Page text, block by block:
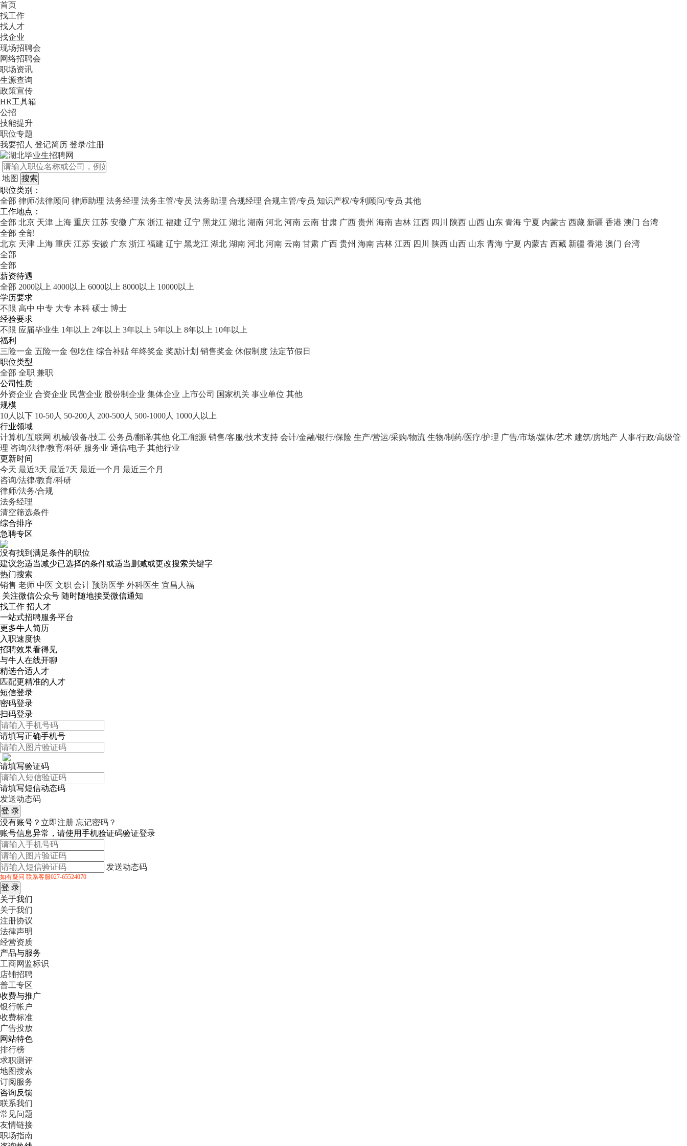
首页
找工作
找人才
找企业
现场招聘会
网络招聘会
职场资讯
生源查询
政策宣传
HR工具箱
公招
技能提升
职位专题
我要招人 登记简历 登录/注册
地图
职位类别：
全部 律师/法律顾问 律师助理 法务经理 法务主管/专员 法务助理 合规经理 合规主管/专员 知识产权/专利顾问/专员 其他
工作地点：
全部 北京 天津 上海 重庆 江苏 安徽 广东 浙江 福建 辽宁 黑龙江 湖北 湖南 河北 河南 云南 甘肃 广西 贵州 海南 吉林 江西 四川 陕西 山西 山东 青海 宁夏 内蒙古 西藏 新疆 香港 澳门 台湾
全部 全部
北京 天津 上海 重庆 江苏 安徽 广东 浙江 福建 辽宁 黑龙江 湖北 湖南 河北 河南 云南 甘肃 广西 贵州 海南 吉林 江西 四川 陕西 山西 山东 青海 宁夏 内蒙古 西藏 新疆 香港 澳门 台湾
全部
全部
薪资待遇
全部 2000以上 4000以上 6000以上 8000以上 10000以上
学历要求
不限 高中 中专 大专 本科 硕士 博士
经验要求
不限 应届毕业生 1年以上 2年以上 3年以上 5年以上 8年以上 10年以上
福利
三险一金 五险一金 包吃住 综合补贴 年终奖金 奖励计划 销售奖金 休假制度 法定节假日
职位类型
全部 全职 兼职
公司性质
外资企业 合资企业 民营企业 股份制企业 集体企业 上市公司 国家机关 事业单位 其他
规模
10人以下 10-50人 50-200人 200-500人 500-1000人 1000人以上
行业领域
计算机/互联网 机械/设备/技工 公务员/翻译/其他 化工/能源 销售/客服/技术支持 会计/金融/银行/保险 生产/营运/采购/物流 生物/制药/医疗/护理 广告/市场/媒体/艺术 建筑/房地产 人事/行政/高级管
理 咨询/法律/教育/科研 服务业 通信/电子 其他行业
更新时间
今天 最近3天 最近7天 最近一个月 最近三个月
咨询/法律/教育/科研
律师/法务/合规
法务经理
清空筛选条件
综合排序
急聘专区
没有找到满足条件的职位
建议您适当减少已选择的条件或适当删减或更改搜索关键字
热门搜索
销售 老师 中医 文职 会计 预防医学 外科医生 宜昌人福
关注微信公众号 随时随地接受微信通知
找工作 招人才
一站式招聘服务平台
更多牛人简历
入职速度快
招聘效果看得见
与牛人在线开聊
精选合适人才
匹配更精准的人才
短信登录
密码登录
扫码登录
请填写正确手机号
请填写验证码
请填写短信动态码
发送动态码
没有账号？ 立即注册 忘记密码？
账号信息异常，请使用手机验证码验证登录
发送动态码
如有疑问 联系客服027-65524070
关于我们
关于我们
注册协议
法律声明
经营资质
产品与服务
工商网监标识
店铺招聘
普工专区
收费与推广
银行帐户
收费标准
广告投放
网站特色
排行榜
求职测评
地图搜索
订阅服务
咨询反馈
联系我们
常见问题
友情链接
职场指南